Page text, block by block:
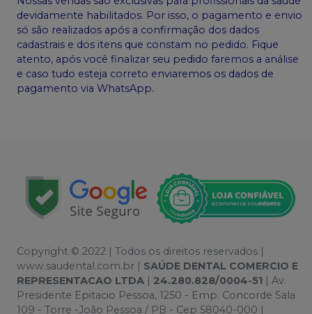
devidamente habilitados. Por isso, o pagamento e envio
só são realizados após a confirmação dos dados
cadastrais e dos itens que constam no pedido. Fique
atento, após você finalizar seu pedido faremos a análise
e caso tudo esteja correto enviaremos os dados de
pagamento via WhatsApp.
Copyright © 2022 | Todos os direitos reservados |
www.saudental.com.br | SAÚDE DENTAL COMERCIO E
REPRESENTACAO LTDA
24.280.828/0004-51 | Av.
Presidente Epitacio Pessoa, 1250 - Emp. Concorde Sala
109 - Torre -João Pessoa / PB - Cep 58040-000 |